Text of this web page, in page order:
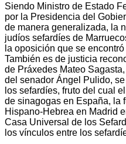
Siendo Ministro de Estado
por la Presidencia del
de manera generalizada, la
judíos sefardíes de
la oposición que se
También es de justicia
de Práxedes Mateo
del senador Ángel Pulido,
los sefardíes, fruto del cual
de sinagogas en España, la
Hispano-Hebrea en Madrid
Casa Universal de los
los vínculos entre los